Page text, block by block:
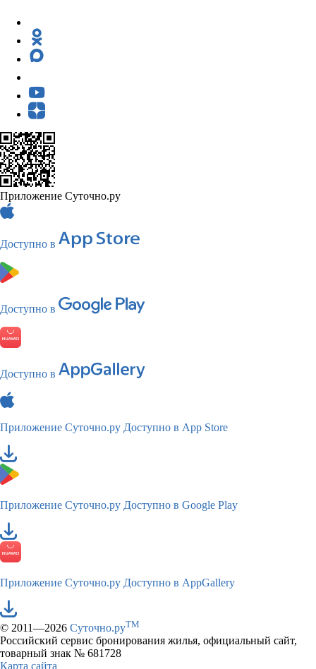
Приложение Суточно.ру
Доступно в
Доступно в
Доступно в
Приложение Суточно.ру Доступно в App Store
Приложение Суточно.ру Доступно в Google Play
Приложение Суточно.ру Доступно в AppGallery
© 2011—2026 Суточно.руTM
Российский сервис бронирования жилья, официальный сайт,
товарный знак № 681728
Карта сайта